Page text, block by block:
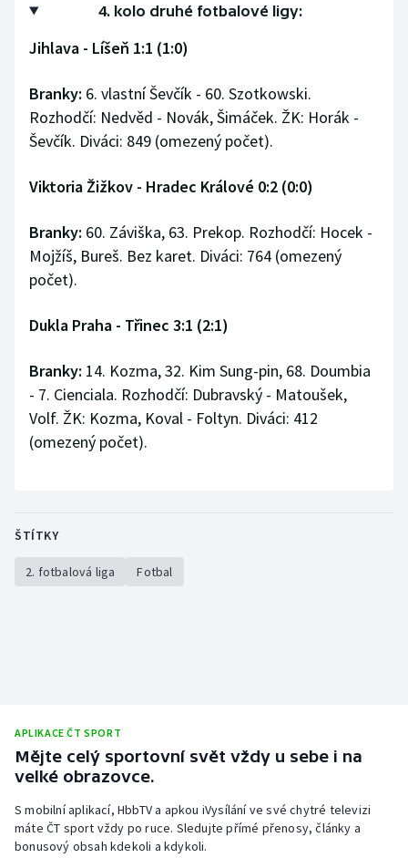
Veslování
Vodní slalom
Volejbal
Ostatní
4. kolo druhé fotbalové ligy:
Jihlava - Líšeň 1:1 (1:0)
Branky: 6. vlastní Ševčík - 60. Szotkowski.
Rozhodčí: Nedvěd - Novák, Šimáček. ŽK: Horák -
Ševčík. Diváci: 849 (omezený počet).
Viktoria Žižkov - Hradec Králové 0:2 (0:0)
Branky: 60. Záviška, 63. Prekop. Rozhodčí: Hocek -
Mojžíš, Bureš. Bez karet. Diváci: 764 (omezený
počet).
Dukla Praha - Třinec 3:1 (2:1)
Branky: 14. Kozma, 32. Kim Sung-pin, 68. Doumbia
- 7. Cienciala. Rozhodčí: Dubravský - Matoušek,
Volf. ŽK: Kozma, Koval - Foltyn. Diváci: 412
(omezený počet).
ŠTÍTKY
2. fotbalová liga Fotbal
APLIKACE ČT SPORT
Mějte celý sportovní svět vždy u sebe i na
velké obrazovce.
S mobilní aplikací, HbbTV a apkou iVysílání ve své chytré televizi
máte ČT sport vždy po ruce. Sledujte přímé přenosy, články a
bonusový obsah kdekoli a kdykoli.